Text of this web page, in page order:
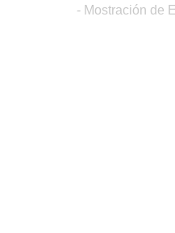
- Mostración de